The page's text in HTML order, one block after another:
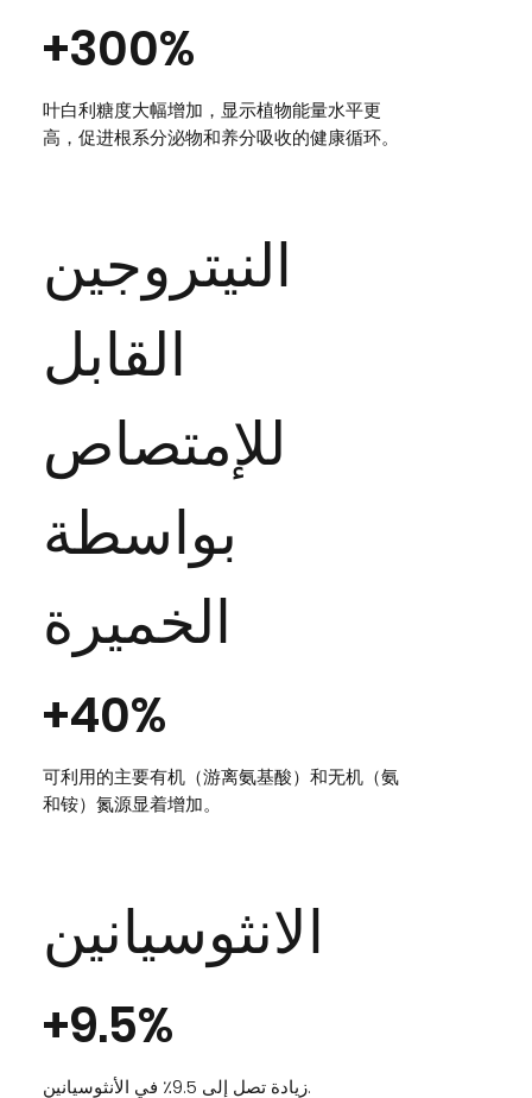
+300%
叶白利糖度大幅增加，显示植物能量水平更
高，促进根系分泌物和养分吸收的健康循环。
النيتروجين
القابل
للإمتصاص
بواسطة
الخميرة
+40%
可利用的主要有机（游离氨基酸）和无机（氨
和铵）氮源显着增加。
الانثوسيانين
+9.5%
زيادة تصل إلى 9.5٪ في الأنثوسيانين.